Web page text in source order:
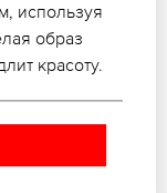
используя
образ
красоту.